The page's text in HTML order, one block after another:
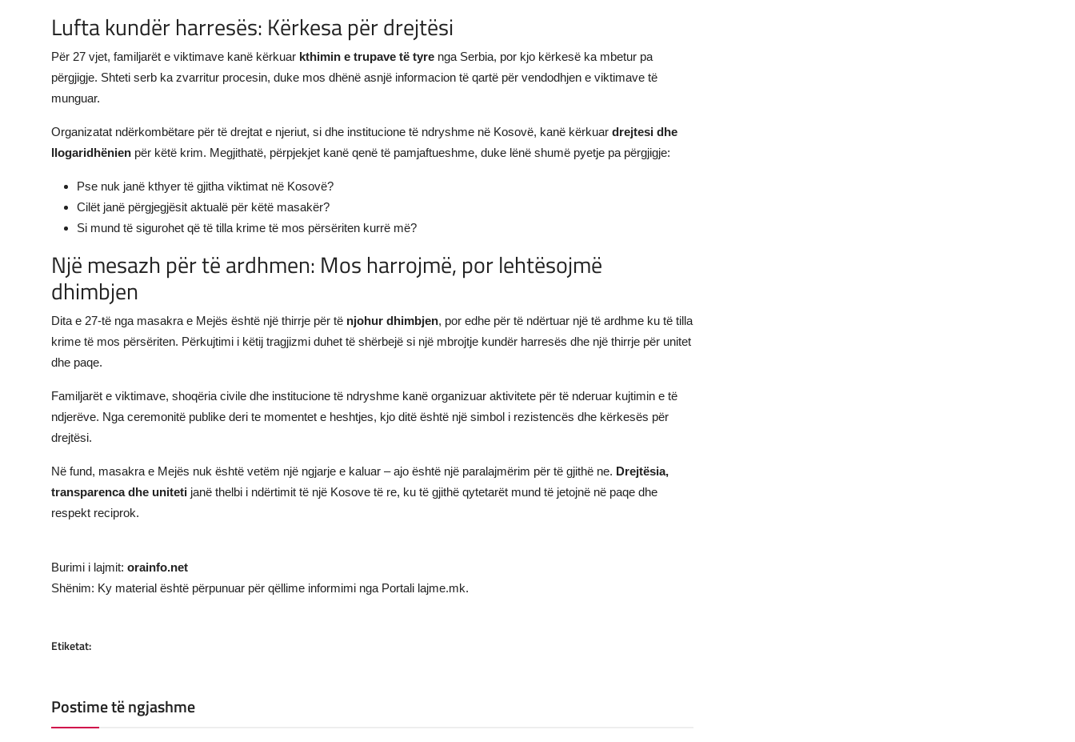
Lufta kundër harresës: Kërkesa për drejtësi
Për 27 vjet, familjarët e viktimave kanë kërkuar kthimin e trupave të tyre nga Serbia, por kjo kërkesë ka mbetur pa
përgjigje. Shteti serb ka zvarritur procesin, duke mos dhënë asnjë informacion të qartë për vendodhjen e viktimave të
munguar.
Organizatat ndërkombëtare për të drejtat e njeriut, si dhe institucione të ndryshme në Kosovë, kanë kërkuar drejtesi dhe
llogaridhënien për këtë krim. Megjithatë, përpjekjet kanë qenë të pamjaftueshme, duke lënë shumë pyetje pa përgjigje:
Pse nuk janë kthyer të gjitha viktimat në Kosovë?
Cilët janë përgjegjësit aktualë për këtë masakër?
Si mund të sigurohet që të tilla krime të mos përsëriten kurrë më?
Një mesazh për të ardhmen: Mos harrojmë, por lehtësojmë
dhimbjen
Dita e 27-të nga masakra e Mejës është një thirrje për të njohur dhimbjen, por edhe për të ndërtuar një të ardhme ku të tilla
krime të mos përsëriten. Përkujtimi i këtij tragjizmi duhet të shërbejë si një mbrojtje kundër harresës dhe një thirrje për unitet
dhe paqe.
Familjarët e viktimave, shoqëria civile dhe institucione të ndryshme kanë organizuar aktivitete për të nderuar kujtimin e të
ndjerëve. Nga ceremonitë publike deri te momentet e heshtjes, kjo ditë është një simbol i rezistencës dhe kërkesës për
drejtësi.
Në fund, masakra e Mejës nuk është vetëm një ngjarje e kaluar – ajo është një paralajmërim për të gjithë ne. Drejtësia,
transparenca dhe uniteti janë thelbi i ndërtimit të një Kosove të re, ku të gjithë qytetarët mund të jetojnë në paqe dhe
respekt reciprok.
Burimi i lajmit: orainfo.net
Shënim: Ky material është përpunuar për qëllime informimi nga Portali lajme.mk.
Etiketat:
Postime të ngjashme